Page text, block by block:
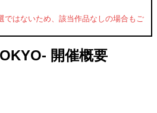
はないため、該当作品なしの場合もご
開催概要